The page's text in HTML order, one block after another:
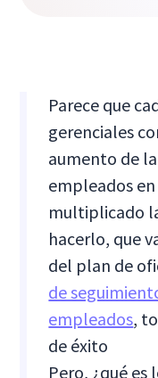
Parece que
gerenciales
aumento de
empleados
multiplicado
hacerlo, que
del plan de
de
empleados,
de éxito
Pero, ¿qué es